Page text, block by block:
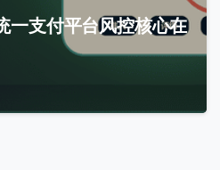
一支付平台风控核心在